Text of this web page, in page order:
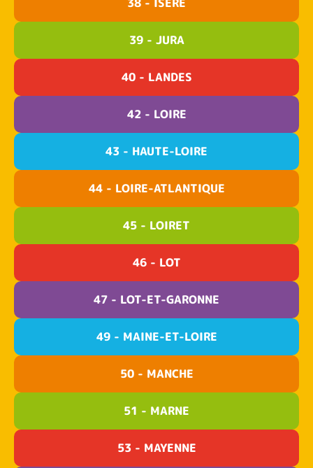
39 - JURA
40 - LANDES
42 - LOIRE
43 - HAUTE-LOIRE
44 - LOIRE-ATLANTIQUE
45 - LOIRET
46 - LOT
47 - LOT-ET-GARONNE
49 - MAINE-ET-LOIRE
50 - MANCHE
51 - MARNE
53 - MAYENNE